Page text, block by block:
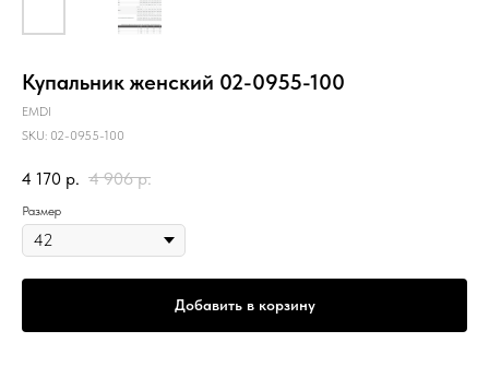
Купальник женский 02-0955-100
EMDI
SKU: 02-0955-100
4 170 р. 4 906 р.
Размер
Добавить в корзину